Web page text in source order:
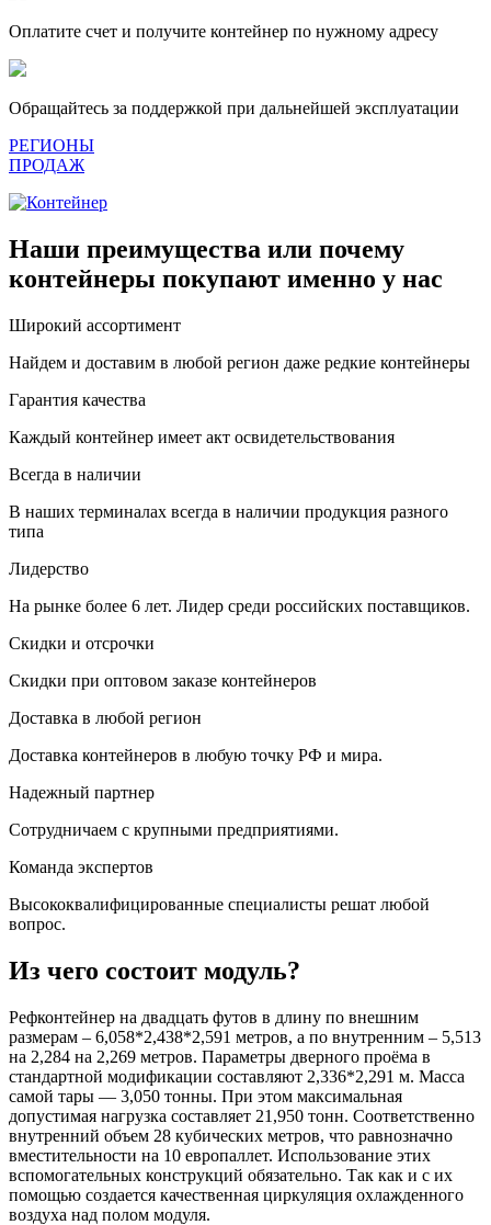
Оплатите счет и получите контейнер по нужному адресу
Обращайтесь за поддержкой при дальнейшей эксплуатации
РЕГИОНЫ
ПРОДАЖ
Наши преимущества или почему
контейнеры покупают именно у нас
Широкий ассортимент
Найдем и доставим в любой регион даже редкие контейнеры
Гарантия качества
Каждый контейнер имеет акт освидетельствования
Всегда в наличии
В наших терминалах всегда в наличии продукция разного
типа
Лидерство
На рынке более 6 лет. Лидер среди российских поставщиков.
Скидки и отсрочки
Скидки при оптовом заказе контейнеров
Доставка в любой регион
Доставка контейнеров в любую точку РФ и мира.
Надежный партнер
Сотрудничаем с крупными предприятиями.
Команда экспертов
Высококвалифицированные специалисты решат любой
вопрос.
Из чего состоит модуль?
Рефконтейнер на двадцать футов в длину по внешним
размерам – 6,058*2,438*2,591 метров, а по внутренним – 5,513
на 2,284 на 2,269 метров. Параметры дверного проёма в
стандартной модификации составляют 2,336*2,291 м. Масса
самой тары — 3,050 тонны. При этом максимальная
допустимая нагрузка составляет 21,950 тонн. Соответственно
внутренний объем 28 кубических метров, что равнозначно
вместительности на 10 европаллет. Использование этих
вспомогательных конструкций обязательно. Так как и с их
помощью создается качественная циркуляция охлажденного
воздуха над полом модуля.